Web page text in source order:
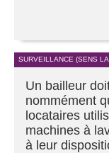
SURVEILLANCE (SENS
Un bailleur
nommément
locataires
machines à
à leur